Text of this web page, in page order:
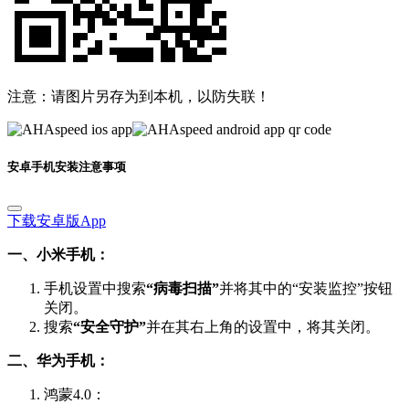
注意：请图片另存为到本机，以防失联！
安卓手机安装注意事项
下载安卓版App
一、小米手机：
手机设置中搜索“病毒扫描”并将其中的“安装监控”按钮
关闭。
搜索“安全守护”并在其右上角的设置中，将其关闭。
二、华为手机：
鸿蒙4.0：